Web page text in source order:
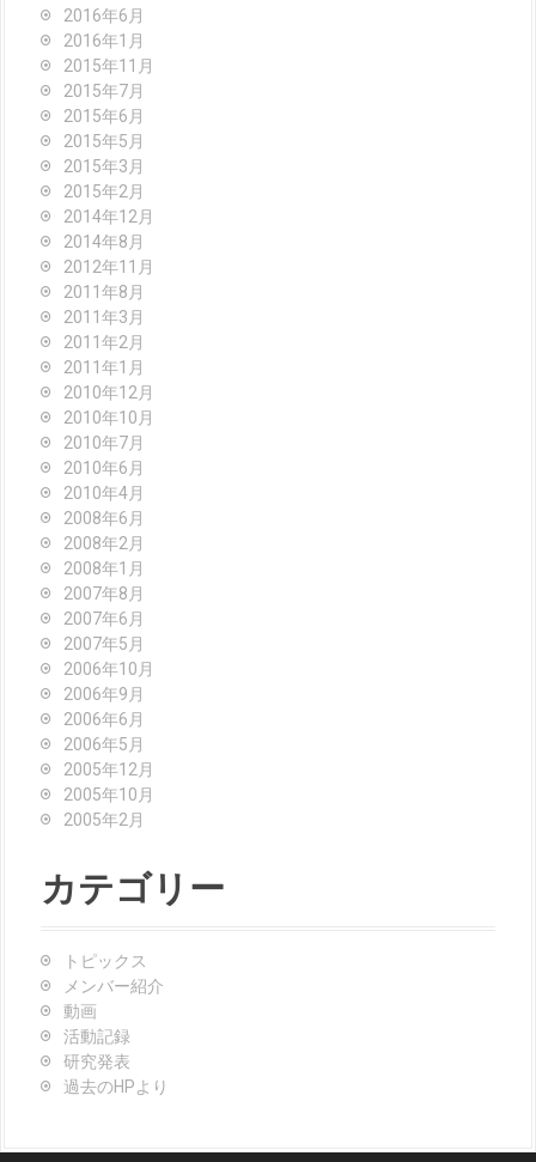
2016年6月
2016年1月
2015年11月
2015年7月
2015年6月
2015年5月
2015年3月
2015年2月
2014年12月
2014年8月
2012年11月
2011年8月
2011年3月
2011年2月
2011年1月
2010年12月
2010年10月
2010年7月
2010年6月
2010年4月
2008年6月
2008年2月
2008年1月
2007年8月
2007年6月
2007年5月
2006年10月
2006年9月
2006年6月
2006年5月
2005年12月
2005年10月
2005年2月
カテゴリー
トピックス
メンバー紹介
動画
活動記録
研究発表
過去のHPより